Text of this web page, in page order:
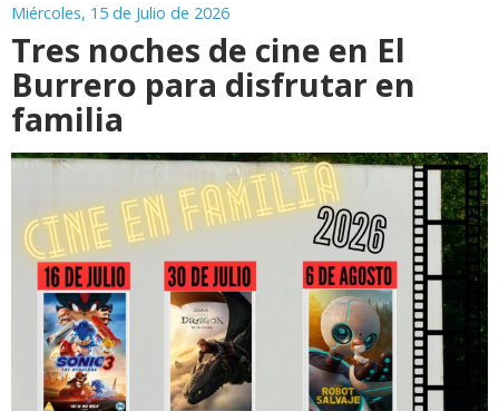
Miércoles, 15 de Julio de 2026
Tres noches de cine en El
Burrero para disfrutar en
familia